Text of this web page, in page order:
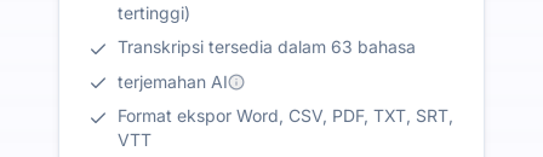
tertinggi)
Transkripsi tersedia dalam 63 bahasa
terjemahan AI
Format ekspor Word, CSV, PDF, TXT, SRT,
VTT